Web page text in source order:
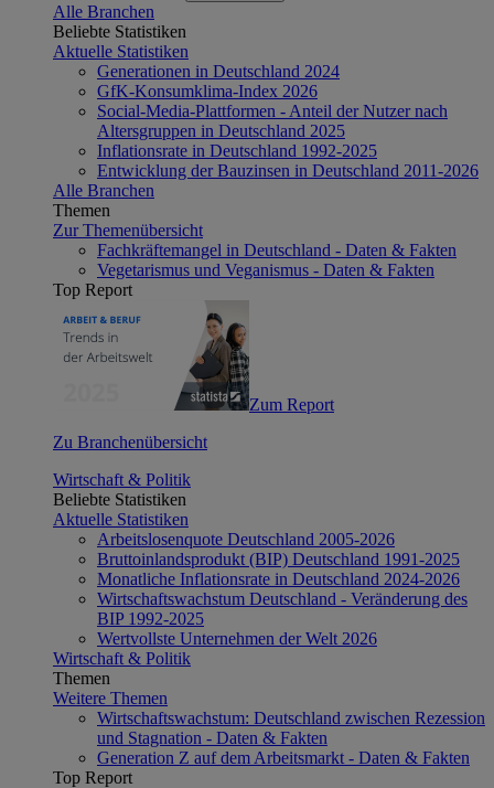
Alle Branchen
Beliebte Statistiken
Aktuelle Statistiken
Generationen in Deutschland 2024
GfK-Konsumklima-Index 2026
Social-Media-Plattformen - Anteil der Nutzer nach
Altersgruppen in Deutschland 2025
Inflationsrate in Deutschland 1992-2025
Entwicklung der Bauzinsen in Deutschland 2011-2026
Alle Branchen
Themen
Zur Themenübersicht
Fachkräftemangel in Deutschland - Daten & Fakten
Vegetarismus und Veganismus - Daten & Fakten
Top Report
Zum Report
Zu Branchenübersicht
Wirtschaft & Politik
Beliebte Statistiken
Aktuelle Statistiken
Arbeitslosenquote Deutschland 2005-2026
Bruttoinlandsprodukt (BIP) Deutschland 1991-2025
Monatliche Inflationsrate in Deutschland 2024-2026
Wirtschaftswachstum Deutschland - Veränderung des
BIP 1992-2025
Wertvollste Unternehmen der Welt 2026
Wirtschaft & Politik
Themen
Weitere Themen
Wirtschaftswachstum: Deutschland zwischen Rezession
und Stagnation - Daten & Fakten
Generation Z auf dem Arbeitsmarkt - Daten & Fakten
Top Report